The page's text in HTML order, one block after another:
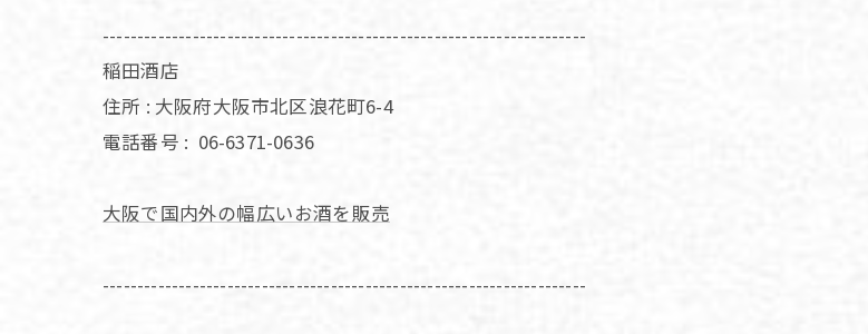
----------------------------------------------------------------------
稲田酒店
住所 : 大阪府大阪市北区浪花町6-4
電話番号 : 06-6371-0636
大阪で国内外の幅広いお酒を販売
----------------------------------------------------------------------